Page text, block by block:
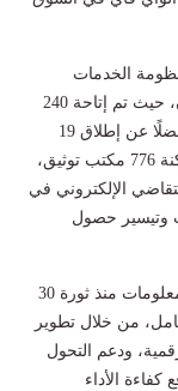
الخدمات
الحكومية والقضائية بعد رقمنتها منذ 2014 حتى الآن، حيث تم إتاحة 240
عن إطلاق 19
ًا إلكترونيًا لتعزيز تقديم الخدمات العامة، وميكنة 776 مكتب توثيق،
التقاضي الإلكتروني في
وتيسير حصول
ويجسد ما تحقق في قطاع الاتصالات وتكنولوجيا المعلومات منذ ثورة 30
من خلال تطوير
ودعم التحول
الأداء